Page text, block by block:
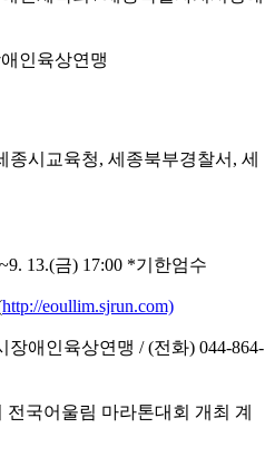
인육상연맹
종시교육청, 세종북부경찰서 , 세
13.(금) 17:00 *기한엄수
http://eoullim.sjrun.com)
애인육상연맹 / (전화) 044-864-
국어울림 마라톤대회 개최 계